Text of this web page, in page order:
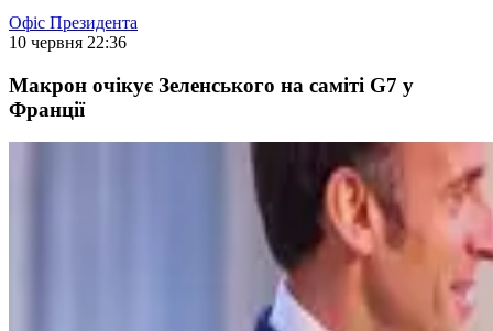
Офіс Президента
10 червня 22:36
Макрон очікує Зеленського на саміті G7 у
Франції